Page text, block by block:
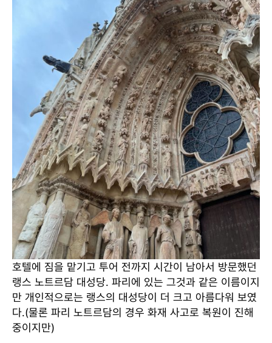
호텔에 짐을 맡기고 투어 전까지 시간이 남아서 방문했던
랭스 노트르담 대성당. 파리에 있는 그것과 같은 이름이지
만 개인적으로는 랭스의 대성당이 더 크고 아름다워 보였
다.(물론 파리 노트르담의 경우 화재 사고로 복원이 진해
중이지만)